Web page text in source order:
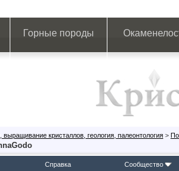
Горные породы
кристаллов, геология, палеонтология >
Справка Сообщество